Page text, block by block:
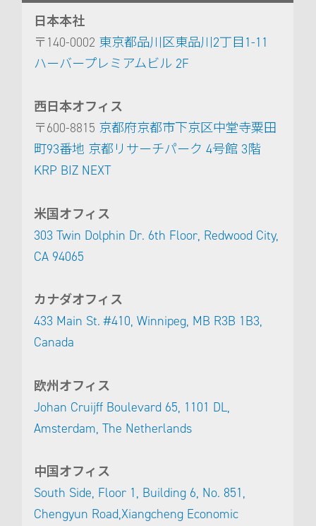
日本本社
〒140-0002 東京都品川区東品川2丁目1-11
ハーバープレミアムビル 2F
西日本オフィス
〒600-8815 京都府京都市下京区中堂寺粟田
町93番地 京都リサーチパーク 4号館 3階
KRP BIZ NEXT
米国オフィス
303 Twin Dolphin Dr. 6th Floor, Redwood City,
CA 94065
カナダオフィス
433 Main St. #410, Winnipeg, MB R3B 1B3,
Canada
欧州オフィス
Johan Cruijff Boulevard 65, 1101 DL,
Amsterdam, The Netherlands
中国オフィス
South Side, Floor 1, Building 6, No. 851,
Chengyun Road,Xiangcheng Economic